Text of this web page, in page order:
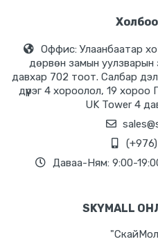
Оффис: Улаанбаатар хот
дөрвөн замын уулзварын
давхар 702 тоот. Салбар
дүүрэг 4 хороолол, 19
UK Tower 4
Даваа-Ням: 9:00-
SKYMALL